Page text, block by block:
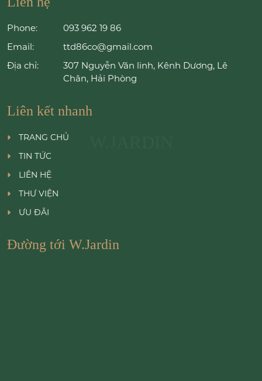
Phone:
093 962 19 86
Email:
ttd86co@gmail.com
Địa chỉ:
307 Nguyễn Văn linh, Kênh Dương, Lê
Chân, Hải Phòng
Liên kết nhanh
TRANG CHỦ
TIN TỨC
LIÊN HỆ
THƯ VIỆN
ƯU ĐÃI
Đường tới W.Jardin